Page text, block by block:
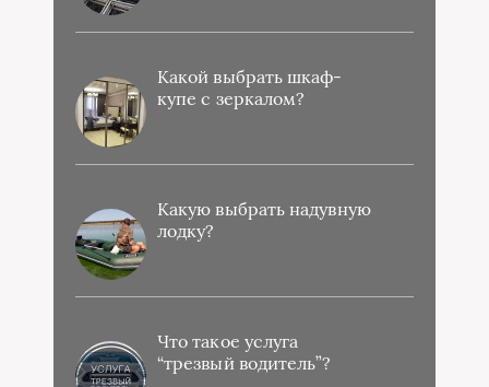
Какой выбрать шкаф-
купе с зеркалом?
Какую выбрать надувную
лодку?
Что такое услуга
“трезвый водитель”?